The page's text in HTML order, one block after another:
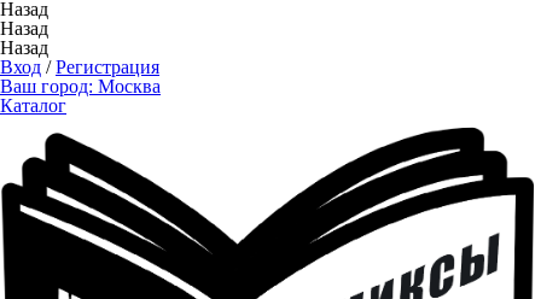
Назад
Назад
Назад
Вход /Регистрация
Ваш город: Москва
Каталог